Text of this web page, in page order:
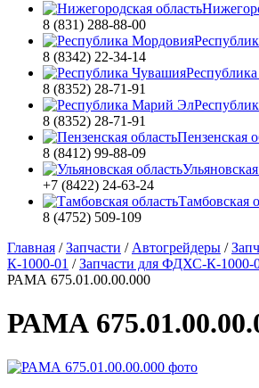
8 (831) 288-88-00
8 (8342) 22-34-14
8 (8352) 28-71-91
8 (8352) 28-71-91
Пензенская
8 (8412) 99-88-09
+7 (8422) 24-63-24
Тамбовская
8 (4752) 509-109
Главная /Запчасти / Автогрейдеры /
К-1000-01 /Запчасти для ФДХС-К-1000-
РАМА 675.01.00.00.000
РАМА